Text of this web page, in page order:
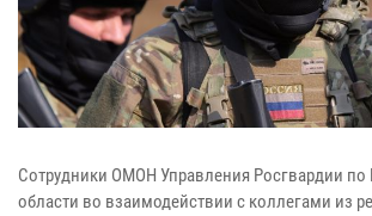
Сотрудники ОМОН Управления Росгвардии по
области во взаимодействии с коллегами из